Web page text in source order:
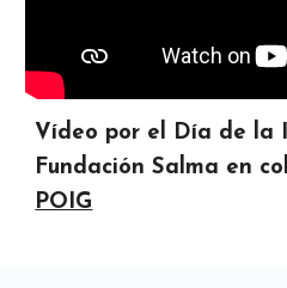
Vídeo por el Día de la
Fundación Salma en
POIG